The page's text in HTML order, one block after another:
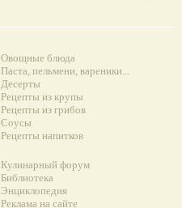
Овощные блюда
Паста, пельмени, вареники...
Десерты
Рецепты из крупы
Рецепты из грибов
Соусы
Рецепты напитков
Кулинарный форум
Библиотека
Энциклопедия
Реклама на сайте